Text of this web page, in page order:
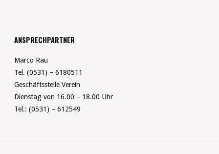
ANSPRECHPARTNER
Marco Rau
Tel. (0531) – 6180511
Geschäftsstelle Verein
Dienstag von 16.00 – 18.00 Uhr
Tel.: (0531) – 612549